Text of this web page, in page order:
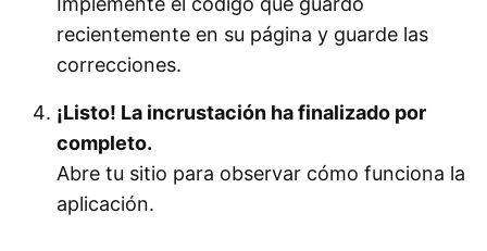
recientemente en su página y guarde las
correcciones.
¡Listo! La incrustación ha finalizado por
completo.
Abre tu sitio para observar cómo funciona la
aplicación.